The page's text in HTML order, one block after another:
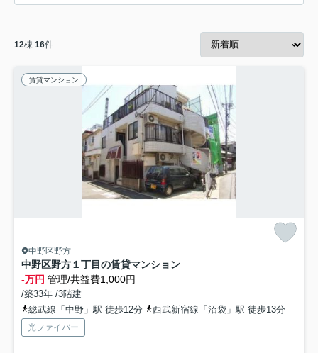
12棟 16件
賃貸マンション
中野区野方
中野区野方１丁目の賃貸マンション
-万円 管理/共益費1,000円
/築33年 /3階建
総武線「中野」駅 徒歩12分
西武新宿線「沼袋」駅 徒歩13分
光ファイバー